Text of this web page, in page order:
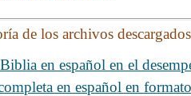
de los archivos
en español en el
en español en